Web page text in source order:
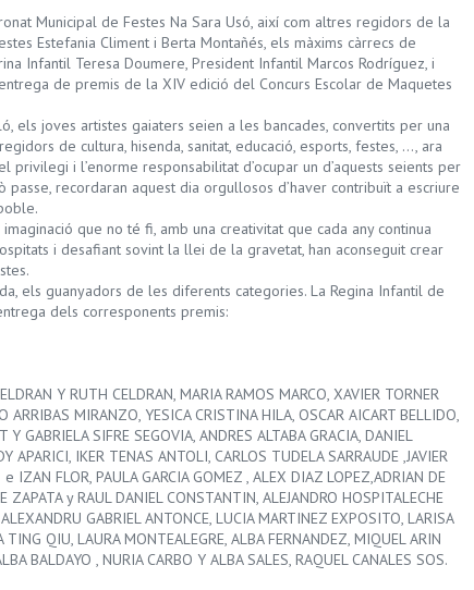
Municipal de Festes Na Sara Usó, així com altres regidors de la
Estefania Climent i Berta Montañés, els màxims càrrecs de
Infantil Teresa Doumere, President Infantil Marcos Rodríguez, i
de premis de la XIV edició del Concurs Escolar de Maquetes
els joves artistes gaiaters seien a les bancades, convertits per una
de cultura, hisenda, sanitat, educació, esports, festes, …, ara
i l’enorme responsabilitat d’ocupar un d’aquests seients per
recordaran aquest dia orgullosos d’haver contribuït a escriure
que no té fi, amb una creativitat que cada any continua
i desafiant sovint la llei de la gravetat, han aconseguit crear
els guanyadors de les diferents categories. La Regina Infantil de
dels corresponents premis:
Y RUTH CELDRAN, MARIA RAMOS MARCO, XAVIER TORNER
ARRIBAS MIRANZO, YESICA CRISTINA HILA, OSCAR AICART BELLIDO,
GABRIELA SIFRE SEGOVIA, ANDRES ALTABA GRACIA, DANIEL
APARICI, IKER TENAS ANTOLI, CARLOS TUDELA SARRAUDE ,JAVIER
IZAN FLOR, PAULA GARCIA GOMEZ , ALEX DIAZ LOPEZ,ADRIAN DE
ZAPATA y RAUL DANIEL CONSTANTIN, ALEJANDRO HOSPITALECHE
GABRIEL ANTONCE, LUCIA MARTINEZ EXPOSITO, LARISA
QIU, LAURA MONTEALEGRE, ALBA FERNANDEZ, MIQUEL ARIN
BALDAYO , NURIA CARBO Y ALBA SALES, RAQUEL CANALES SOS.